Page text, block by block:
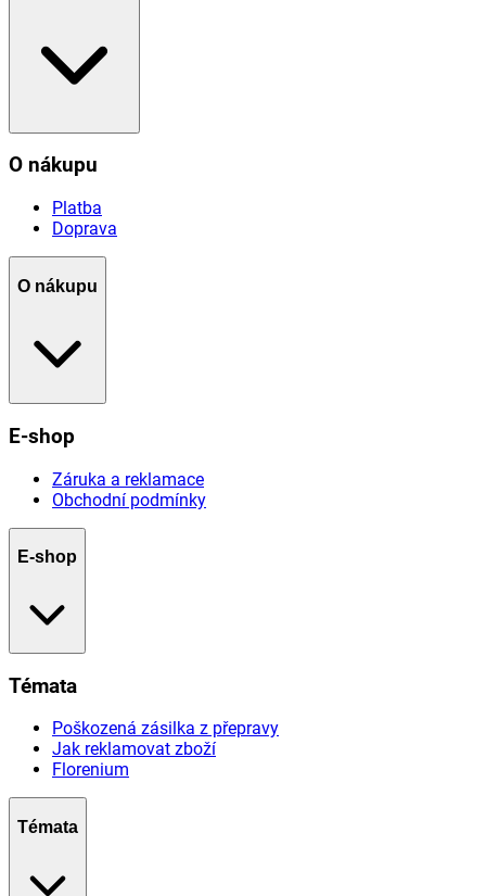
O nákupu
Platba
Doprava
O nákupu
E-shop
Záruka a reklamace
Obchodní podmínky
E-shop
Témata
Poškozená zásilka z přepravy
Jak reklamovat zboží
Florenium
Témata